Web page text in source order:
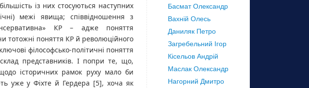
із них стосуються наступних
межі явища; співвідношення з
КР – адже поняття
тотожні поняття КР й революційного
філософсько-політичні поняття
представників. І попри те, що,
історичних рамок руху мало би
уже у Фіхте й Гердера [5], хоча як
Басмат Олександр
Вахній Олесь
Даниляк Петро
Загребельний Ігор
Кісельов Андрій
Маслак Олександр
Нагорний Дмитро